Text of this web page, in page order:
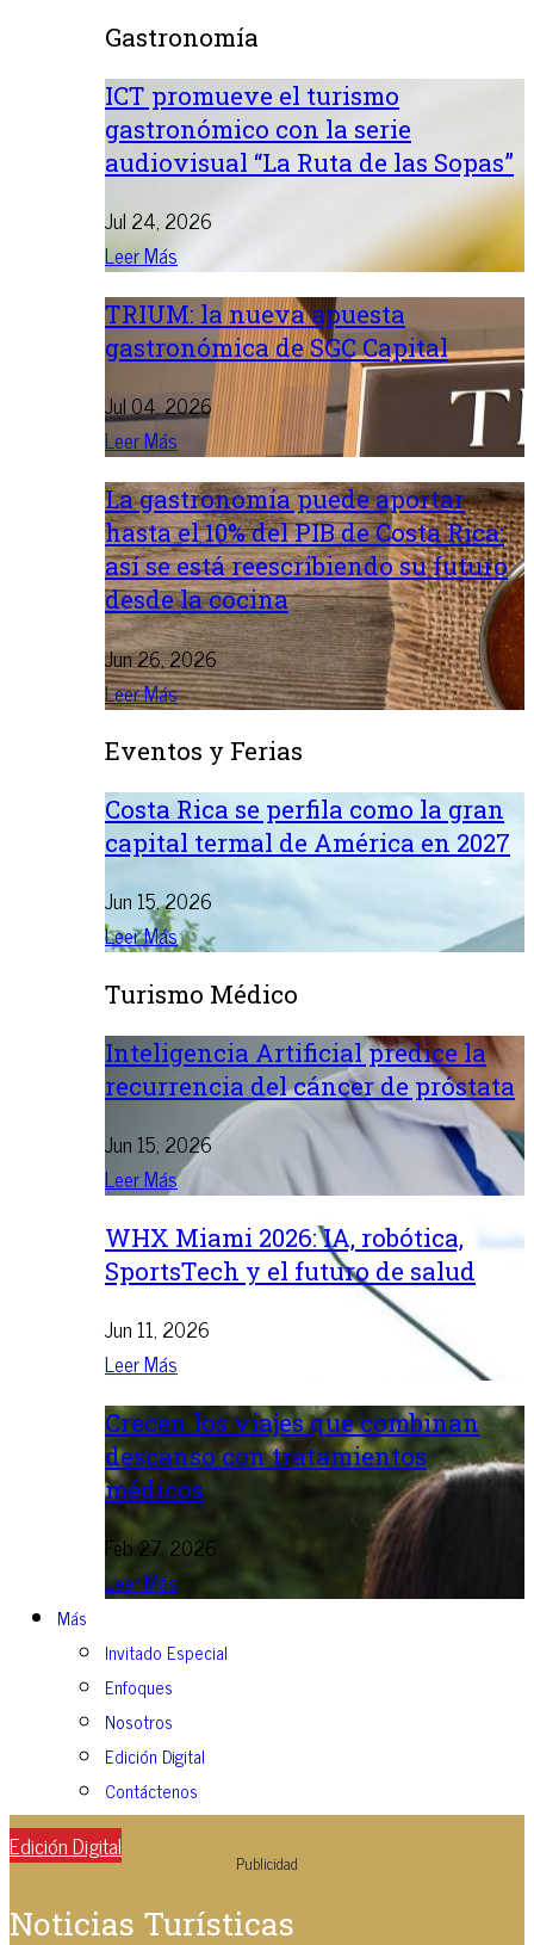
Gastronomía
ICT promueve el turismo
gastronómico con la serie
audiovisual “La Ruta de las Sopas”
Jul 24, 2026
Leer Más
TRIUM: la nueva apuesta
gastronómica de SGC Capital
Jul 04, 2026
Leer Más
La gastronomía puede aportar
hasta el 10% del PIB de Costa Rica:
así se está reescribiendo su futuro
desde la cocina
Jun 26, 2026
Leer Más
Eventos y Ferias
Costa Rica se perfila como la gran
capital termal de América en 2027
Jun 15, 2026
Leer Más
Turismo Médico
Inteligencia Artificial predice la
recurrencia del cáncer de próstata
Jun 15, 2026
Leer Más
WHX Miami 2026: IA, robótica,
SportsTech y el futuro de salud
Jun 11, 2026
Leer Más
Crecen los viajes que combinan
descanso con tratamientos
médicos
Feb 27, 2026
Leer Más
Más
Invitado Especial
Enfoques
Nosotros
Edición Digital
Contáctenos
Edición Digital
Publicidad
Noticias Turísticas